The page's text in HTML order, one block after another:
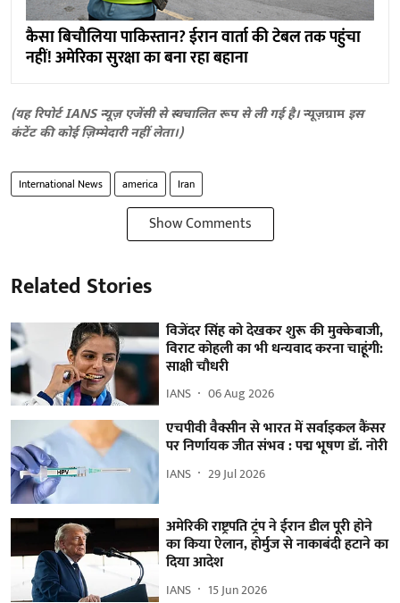
कैसा बिचौलिया पाकिस्तान? ईरान वार्ता की टेबल तक पहुंचा
नहीं! अमेरिका सुरक्षा का बना रहा बहाना
(यह रिपोर्ट IANS न्यूज़ एजेंसी से स्वचालित रूप से ली गई है।न्यूज़ग्राम इस
कंटेंट की कोई ज़िम्मेदारी नहीं लेता।)
International News america Iran
Show Comments
Related Stories
विजेंदर सिंह को देखकर शुरू की मुक्केबाजी,
विराट कोहली का भी धन्यवाद करना चाहूंगी:
साक्षी चौधरी
IANS 06 Aug 2026
एचपीवी वैक्सीन से भारत में सर्वाइकल कैंसर
पर निर्णायक जीत संभव : पद्म भूषण डॉ. नोरी
IANS 29 Jul 2026
अमेरिकी राष्ट्रपति ट्रंप ने ईरान डील पूरी होने
का किया ऐलान, होर्मुज से नाकाबंदी हटाने का
दिया आदेश
IANS 15 Jun 2026